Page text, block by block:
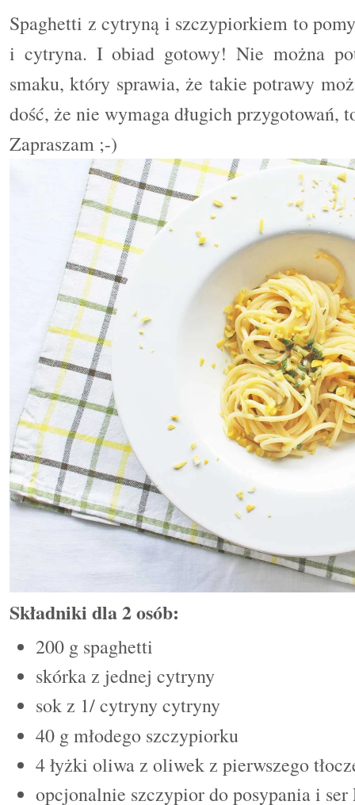
Spaghetti z cytryną i szczypiorkiem to
i cytryna. I obiad gotowy! Nie można
smaku, który sprawia, że takie potrawy
dość, że nie wymaga długich przygotowań,
Zapraszam ;-)
Składniki dla 2 osób:
200 g spaghetti
skórka z jednej cytryny
sok z 1/ cytryny cytryny
40 g młodego szczypiorku
4 łyżki oliwa z oliwek z pierwszego
opcjonalnie szczypior do posypania i